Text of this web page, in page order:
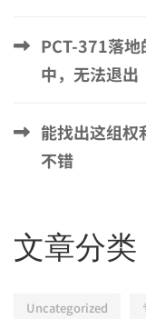
PCT-371落地
中，无法退出
能找出这组权
不错
文章分类
Uncategorized